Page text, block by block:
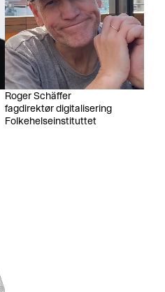
Roger Schäffer
fagdirektør digitalisering
Folkehelseinstituttet